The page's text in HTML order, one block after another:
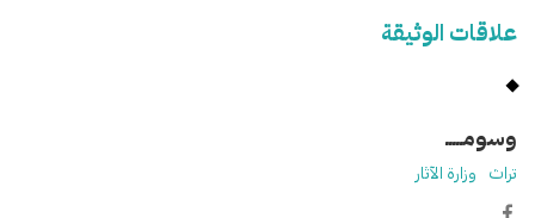
علاقات الوثيقة
وسومـــــ
تراث وزارة الآثار